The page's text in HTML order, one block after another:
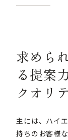
求めら
る提案
クオリ
主には、ハイ
持ちのお客様